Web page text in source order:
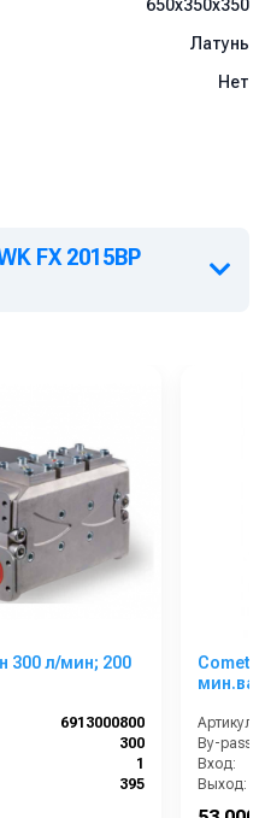
650х350х350
Латунь
Нет
FX 2015BP
300 л/мин; 200
6913000800
300
1
395
Comet
Артикул:
By-pass:
Вход:
Выход: